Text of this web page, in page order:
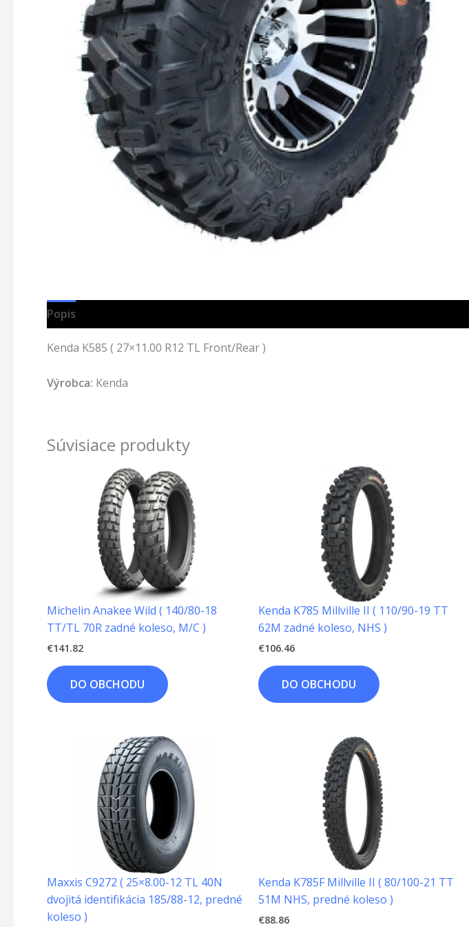
Popis
Kenda K585 ( 27×11.00 R12 TL Front/Rear )
Výrobca: Kenda
Súvisiace produkty
Michelin Anakee Wild ( 140/80-18
TT/TL 70R zadné koleso, M/C )
€141.82
DO OBCHODU
Kenda K785 Millville II ( 110/90-19 TT
62M zadné koleso, NHS )
€106.46
DO OBCHODU
Maxxis C9272 ( 25×8.00-12 TL 40N
dvojitá identifikácia 185/88-12, predné
koleso )
Kenda K785F Millville II ( 80/100-21 TT
51M NHS, predné koleso )
€88.86